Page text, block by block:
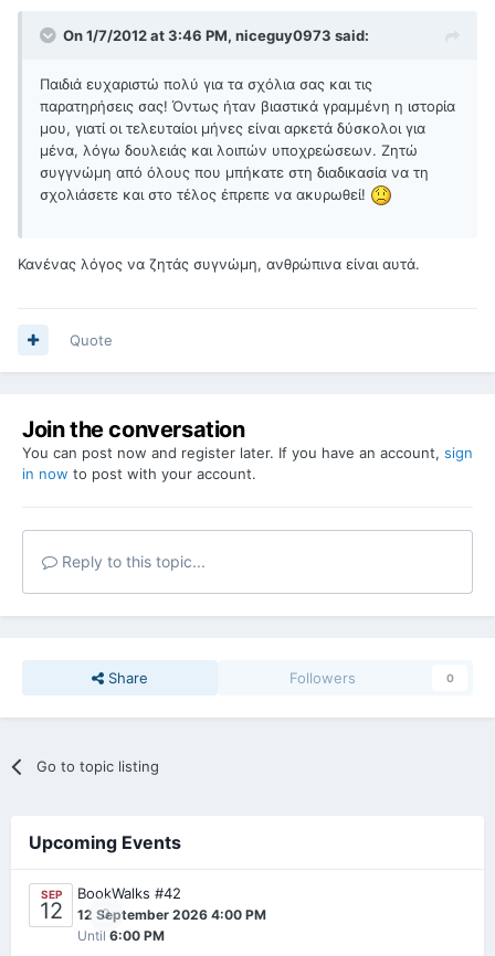
On 1/7/2012 at 3:46 PM, niceguy0973 said:
Παιδιά ευχαριστώ πολύ για τα σχόλια σας και τις
παρατηρήσεις σας! Όντως ήταν βιαστικά γραμμένη η ιστορία
μου, γιατί οι τελευταίοι μήνες είναι αρκετά δύσκολοι για
μένα, λόγω δουλειάς και λοιπών υποχρεώσεων. Ζητώ
συγγνώμη από όλους που μπήκατε στη διαδικασία να τη
σχολιάσετε και στο τέλος έπρεπε να ακυρωθεί!
Κανένας λόγος να ζητάς συγνώμη, ανθρώπινα είναι αυτά.
Quote
Join the conversation
You can post now and register later. If you have an account, sign
in now to post with your account.
Reply to this topic...
Share Followers 0
Go to topic listing
Upcoming Events
SEP
12 0
BookWalks #42
12 September 2026 4:00 PM
Until 6:00 PM